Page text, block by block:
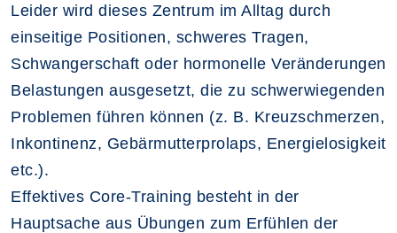
Leider wird dieses Zentrum im Alltag durch
einseitige Positionen, schweres Tragen,
Schwangerschaft oder hormonelle Veränderungen
Belastungen ausgesetzt, die zu schwerwiegenden
Problemen führen können (z. B. Kreuzschmerzen,
Inkontinenz, Gebärmutterprolaps, Energielosigkeit
etc.).
Effektives Core-Training besteht in der
Hauptsache aus Übungen zum Erfühlen der